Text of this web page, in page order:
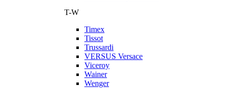
T-W
Timex
Tissot
Trussardi
VERSUS Versace
Viceroy
Wainer
Wenger